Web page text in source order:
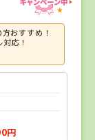
おすすめ！
応！
円